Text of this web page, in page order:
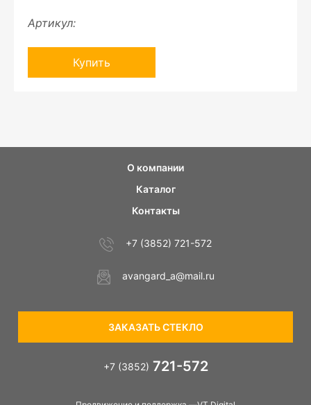
Артикул:
Купить
О компании
Каталог
Контакты
+7 (3852) 721-572
avangard_a@mail.ru
ЗАКАЗАТЬ СТЕКЛО
+7 (3852) 721-572